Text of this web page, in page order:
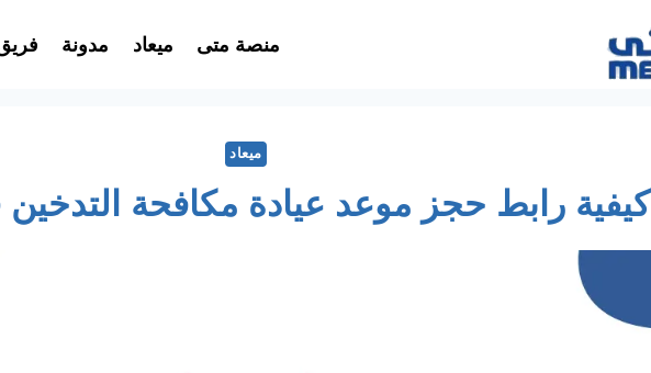
منصة متى ميعاد مدونة
ميعاد
كيفية رابط حجز موعد عيادة مكافحة